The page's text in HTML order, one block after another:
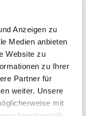
Anzeigen zu
Medien anbieten
Website zu
zu Ihrer
Partner für
weiter. Unsere
mit